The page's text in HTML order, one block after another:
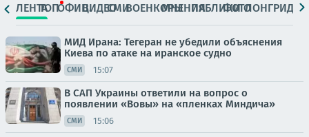
ЛЕНТАТОПОФИЦ.ВИДЕОСМИВОЕНКОРЫМНЕНИЯПАБЛИКИ
ФОТОЛОНГРИДЫ
МИД Ирана: Тегеран не убедили объяснения
Киева по атаке на иранское судно
СМИ 15:07
В САП Украины ответили на вопрос о
появлении «Вовы» на «пленках Миндича»
СМИ 15:06